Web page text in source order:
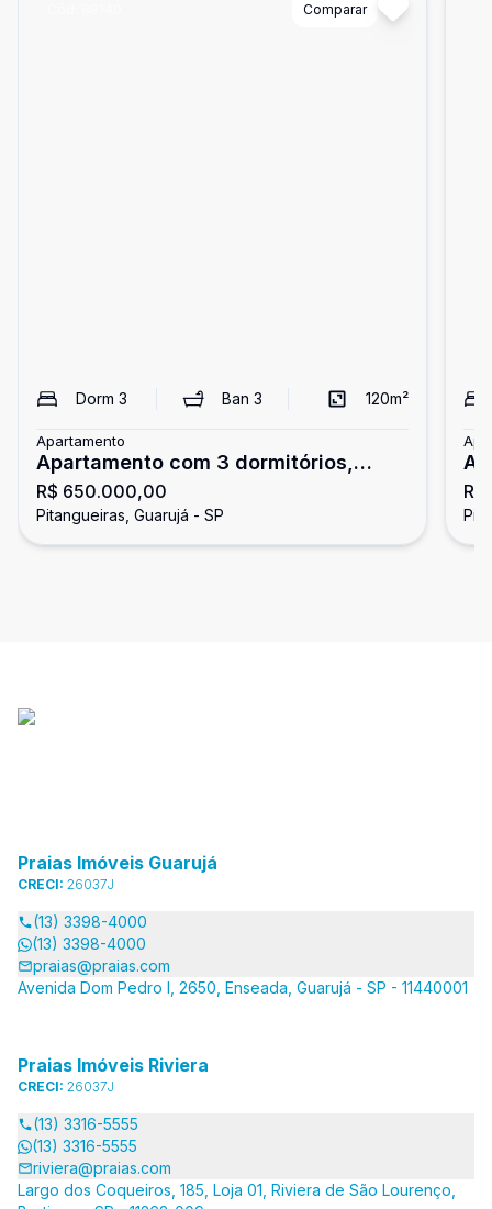
Comparar
Dorm 3 Ban3 120m²
Apartamento
Apartamento com 3 dormitórios,
Pitangueiras, Guarujá
R$ 650.000,00
Pitangueiras, Guarujá - SP
Praias Imóveis Guarujá
CRECI: 26037J
(13) 3398-4000
(13) 3398-4000
praias@praias.com
Avenida Dom Pedro I, 2650, Enseada, Guarujá - SP - 11440001
Praias Imóveis Riviera
CRECI: 26037J
(13) 3316-5555
(13) 3316-5555
riviera@praias.com
Largo dos Coqueiros, 185, Loja 01, Riviera de São Lourenço,